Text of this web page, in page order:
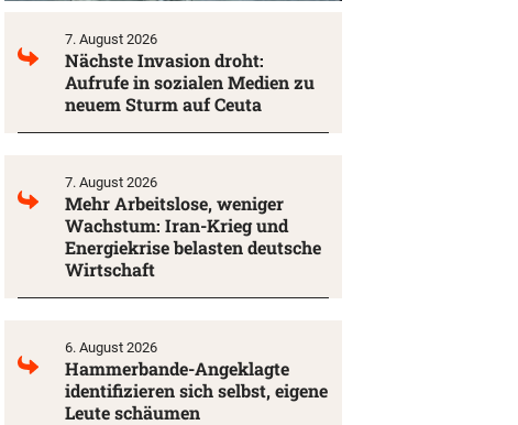
7. August 2026
Nächste Invasion droht:
Aufrufe in sozialen Medien zu
neuem Sturm auf Ceuta
7. August 2026
Mehr Arbeitslose, weniger
Wachstum: Iran-Krieg und
Energiekrise belasten deutsche
Wirtschaft
6. August 2026
Hammerbande-Angeklagte
identifizieren sich selbst, eigene
Leute schäumen